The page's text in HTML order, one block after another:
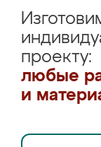
проекту:
любые
и